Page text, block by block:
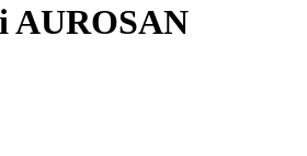
AUROSAN